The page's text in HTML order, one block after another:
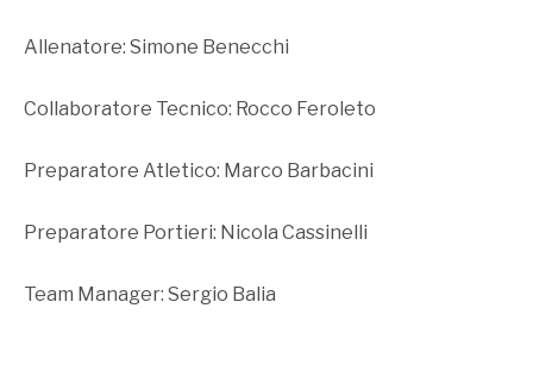
Allenatore: Simone Benecchi
Collaboratore Tecnico: Rocco Feroleto
Preparatore Atletico: Marco Barbacini
Preparatore Portieri: Nicola Cassinelli
Team Manager: Sergio Balia